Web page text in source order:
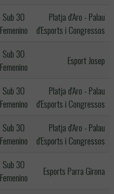
Sub 30
Femenino
Platja d'Aro - Palau
d'Esports i Congressos
Sub 30
Femenino
Esport Josep
Sub 30
Femenino
Platja d'Aro - Palau
d'Esports i Congressos
Sub 30
Femenino
Platja d'Aro - Palau
d'Esports i Congressos
Sub 30
Femenino
Esports Parra Girona